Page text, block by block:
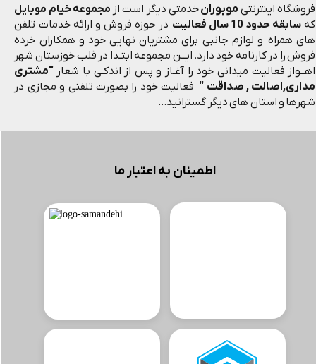
فروشگاه اینترنتی موبورانخدمتی دیگر است از مجموعه خیام موبایل
که سابقه حدود 10 سال فعالیت
در حوزه فروش و ارائه خدمات تلفن
های همراه و لوازم جانبی برای مشتریان نهایی خود و همکاران خرده
فروش را در کارنامه خود دارد. ایــن مجموعه ابتـدا در قلب خوزستان شهر
اهــواز فعالیت میدانی خود را آغـاز و پس از اندکـی با شعار "مشتری
مداری,اصالت , صداقت " فعالیت خود را بصورت تلفنی و مجازی در
شهرها و استان های دیگر گسترانید...
اطمینان به اعتبار ما